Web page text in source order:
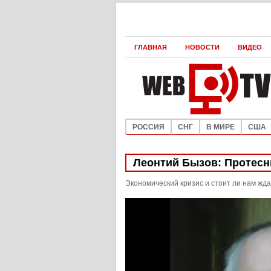
ГЛАВНАЯ НОВОСТИ ВИДЕО
РОССИЯ СНГ В МИРЕ США
Леонтий Бызов:
Экономический кризис и стоит ли нам